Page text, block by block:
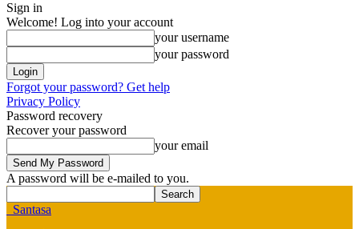
Sign in
Welcome! Log into your account
your username
your password
Forgot your password? Get help
Privacy Policy
Password recovery
Recover your password
your email
A password will be e-mailed to you.
Santasa